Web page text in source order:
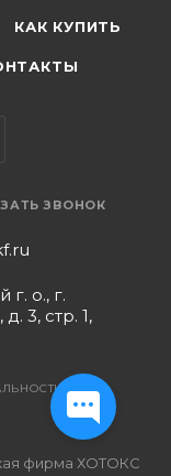
КАК КУПИТЬ
ЗВОНОК
о., г.
3, стр. 1,
фирма ХОТОКС